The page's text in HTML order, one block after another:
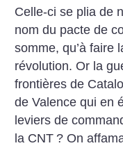
Celle-ci se plia de
nom du pacte de
somme, qu’à faire
révolution. Or la
frontières de
de Valence qui en
leviers de
la CNT ? On